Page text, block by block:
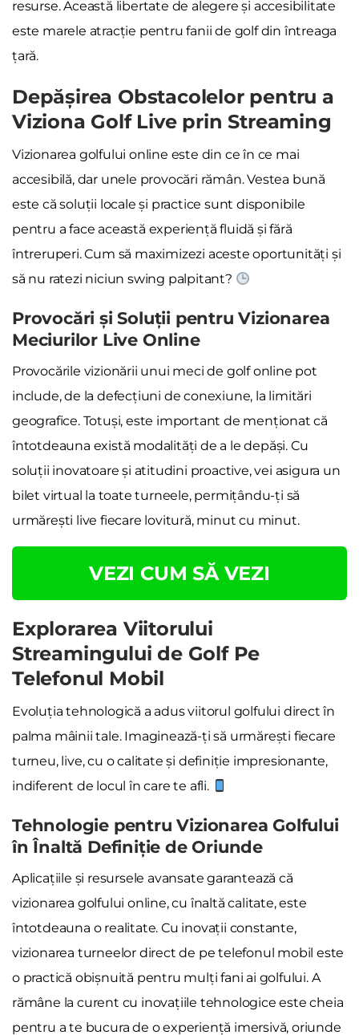
resurse. Această libertate de alegere și accesibilitate
este marele atracție pentru fanii de golf din întreaga
țară.
Depășirea Obstacolelor pentru a
Viziona Golf Live prin Streaming
Vizionarea golfului online este din ce în ce mai
accesibilă, dar unele provocări rămân. Vestea bună
este că soluții locale și practice sunt disponibile
pentru a face această experiență fluidă și fără
întreruperi. Cum să maximizezi aceste oportunități și
să nu ratezi niciun swing palpitant?
Provocări și Soluții pentru Vizionarea
Meciurilor Live Online
Provocările vizionării unui meci de golf online pot
include, de la defecțiuni de conexiune, la limitări
geografice. Totuși, este important de menționat că
întotdeauna există modalități de a le depăși. Cu
soluții inovatoare și atitudini proactive, vei asigura un
bilet virtual la toate turneele, permițându-ți să
urmărești live fiecare lovitură, minut cu minut.
VEZI CUM SĂ VEZI
Explorarea Viitorului
Streamingului de Golf Pe
Telefonul Mobil
Evoluția tehnologică a adus viitorul golfului direct în
palma mâinii tale. Imaginează-ți să urmărești fiecare
turneu, live, cu o calitate și definiție impresionante,
indiferent de locul în care te afli.
Tehnologie pentru Vizionarea Golfului
în Înaltă Definiție de Oriunde
Aplicațiile și resursele avansate garantează că
vizionarea golfului online, cu înaltă calitate, este
întotdeauna o realitate. Cu inovații constante,
vizionarea turneelor direct de pe telefonul mobil este
o practică obișnuită pentru mulți fani ai golfului. A
rămâne la curent cu inovațiile tehnologice este cheia
pentru a te bucura de o experiență imersivă, oriunde